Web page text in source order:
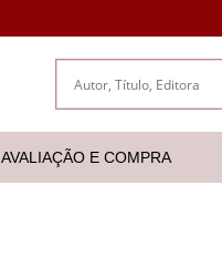
AVALIAÇÃO E COMPRA